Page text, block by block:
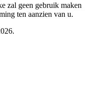
zal geen gebruik maken
ten aanzien van u.